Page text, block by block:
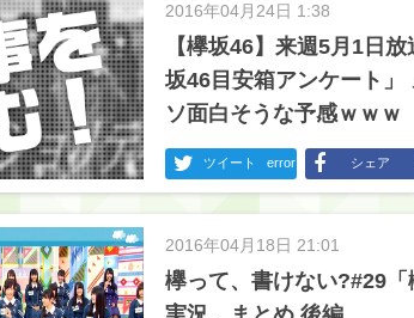
2016年04月24日 1:38
【欅坂46】来週5月1日
坂46目安箱アンケート」
ソ面白そうな予感ｗｗｗ
ツイート error シェア
2016年04月18日 21:01
欅って、書けない?#29「